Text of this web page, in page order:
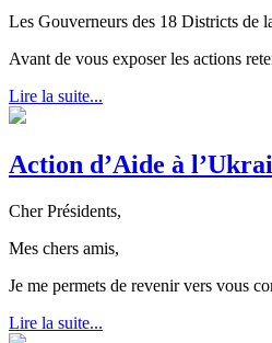
Les Gouverneurs des 18 Districts de
Avant de vous exposer les actions
Lire la suite...
Action d’Aide à
Cher Présidents,
Mes chers amis,
Je me permets de revenir vers vous
Lire la suite...